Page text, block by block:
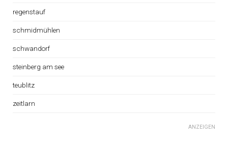
regenstauf
schmidmühlen
schwandorf
steinberg am see
teublitz
zeitlarn
ANZEIGEN